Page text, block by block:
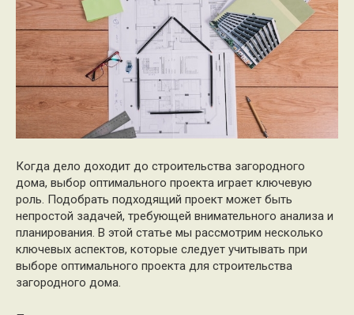
Когда дело доходит до строительства загородного
дома, выбор оптимального проекта играет ключевую
роль. Подобрать подходящий проект может быть
непростой задачей, требующей внимательного анализа и
планирования. В этой статье мы рассмотрим несколько
ключевых аспектов, которые следует учитывать при
выборе оптимального проекта для строительства
загородного дома.